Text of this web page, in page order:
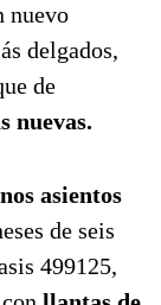
nuevo
delgados,
de
nuevas.
asientos
de seis
499125,